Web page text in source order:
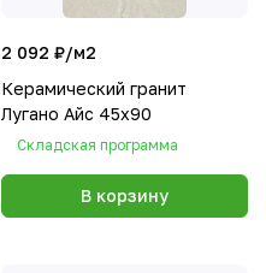
2 092 ₽/м2
Керамический гранит
Лугано Айс 45х90
Складская программа
В корзину